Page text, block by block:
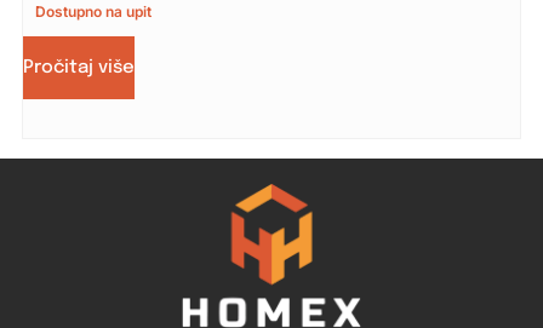
Dostupno na upit
Pročitaj više